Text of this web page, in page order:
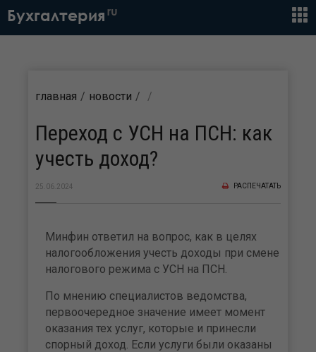
Бухгалтерия ru
главная новости
Переход с УСН на ПСН: как
учесть доход?
25.06.2024 РАСПЕЧАТАТЬ
Минфин ответил на вопрос, как в целях
налогообложения учесть доходы при смене
налогового режима с УСН на ПСН.
По мнению специалистов ведомства,
первоочередное значение имеет момент
оказания тех услуг, которые и принесли
спорный доход. Если услуги были оказаны